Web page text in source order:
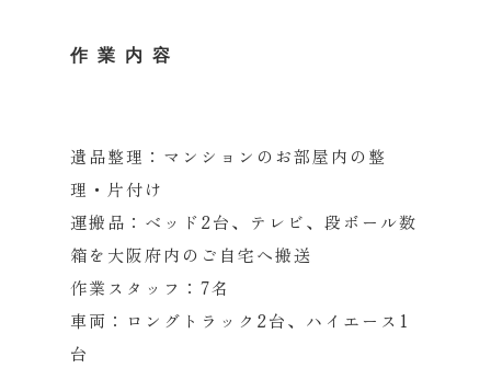
作業内容
遺品整理：マンションのお部屋内の整
理・片付け
運搬品：ベッド2台、テレビ、 段ボール数
箱を大阪府内のご自宅へ搬送
作業スタッフ：7名
車両：ロングトラック2台、ハイエース1
台